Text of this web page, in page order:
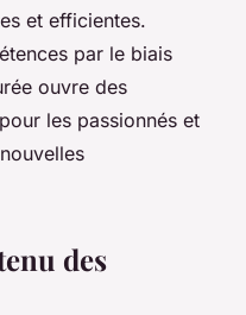
et efficientes.
par le biais
ouvre des
les passionnés et
des